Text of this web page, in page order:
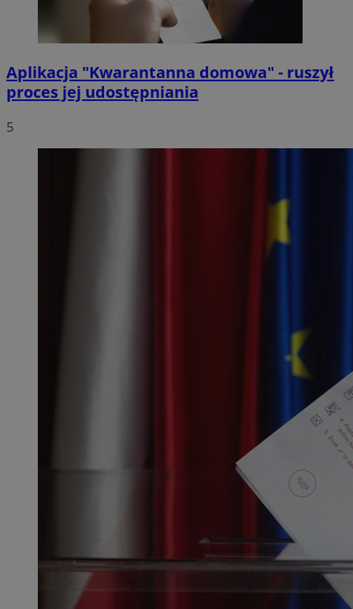
Aplikacja "Kwarantanna domowa" - ruszył
proces jej udostępniania
5